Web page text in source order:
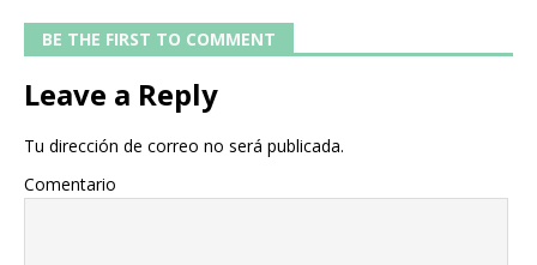
BE THE FIRST TO COMMENT
Leave a Reply
Tu dirección de correo no será publicada.
Comentario